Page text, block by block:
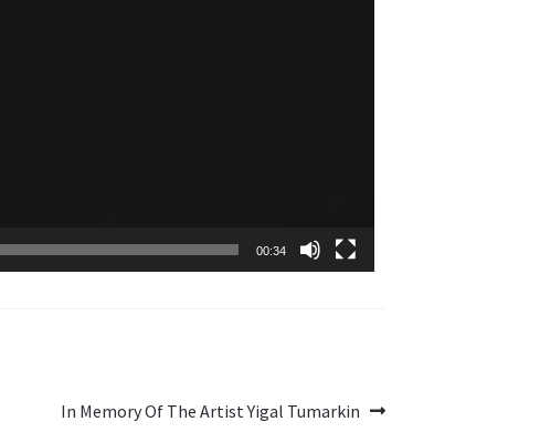
00:34
In Memory Of The Artist Yigal Tumarkin